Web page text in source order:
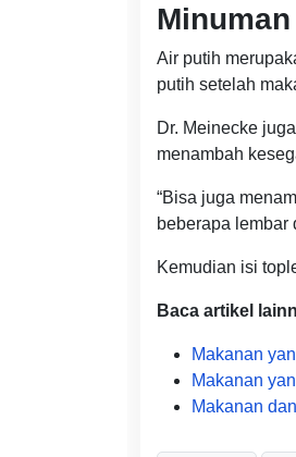
Air putih
putih setelah
Dr. Meinecke
menambah
“Bisa juga
beberapa lembar
Kemudian isi
Baca artikel
Makanan
Makanan
Makanan